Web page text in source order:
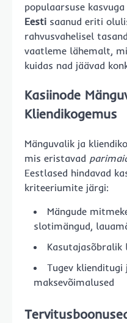
populaarsuse kasvuga
Eesti saanud eriti
rahvusvahelisel
vaatleme lähemalt,
kuidas nad jäävad
Kasiinode
Kliendikogemus
Mänguvalik ja
mis eristavad
Eestlased hindavad
kriteeriumite järgi:
Mängude
slotimängud,
Kasutajasõbralik
Tugev
maksevõimalused